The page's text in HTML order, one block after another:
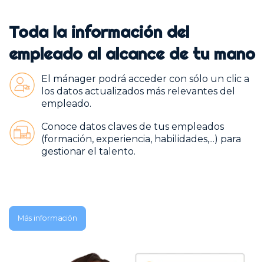
Toda la información del
empleado al alcance de tu mano
El mánager podrá acceder con sólo un clic a
los datos actualizados más relevantes del
empleado.
Conoce datos claves de tus empleados
(formación, experiencia, habilidades,...) para
gestionar el talento.
Más información